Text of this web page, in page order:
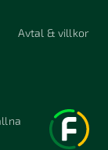
Avtal & villkor